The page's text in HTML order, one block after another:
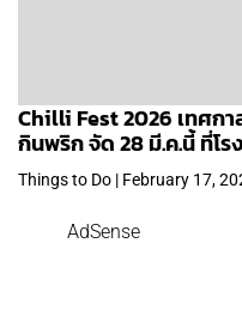
Chilli Fest 2026 เทศก
กินพริก จัด 28 มี.ค.นี้ ที่โ
Things to Do | February 17,
AdSense